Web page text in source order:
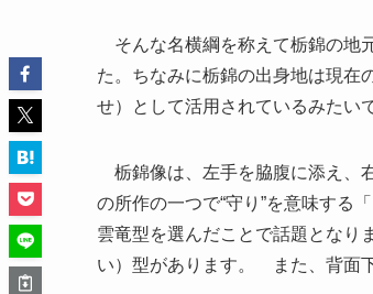
そんな名横綱を称えて栃錦の地
た。ちなみに栃錦の出身地は現在
せ）として活用されているみたい
栃錦像は、左手を脇腹に添え、
の所作の一つで“守り”を意味する「
雲竜型を選んだことで話題となり
い）型があります。 また、背面